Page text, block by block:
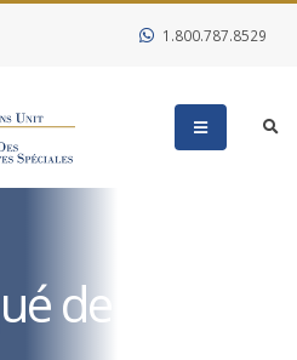
1.800.787.8529
de presse